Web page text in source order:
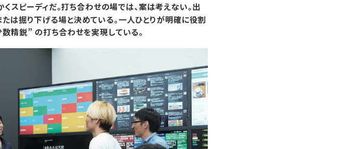
スピーディだ。打ち合わせの場では、案は考えない。出
は掘り下げる場と決めている。一人ひとりが明確に役割
精鋭” の打ち合わせを実現している。